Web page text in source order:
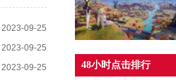
2023-09-25
2023-09-25
2023-09-25 48小时点击排行